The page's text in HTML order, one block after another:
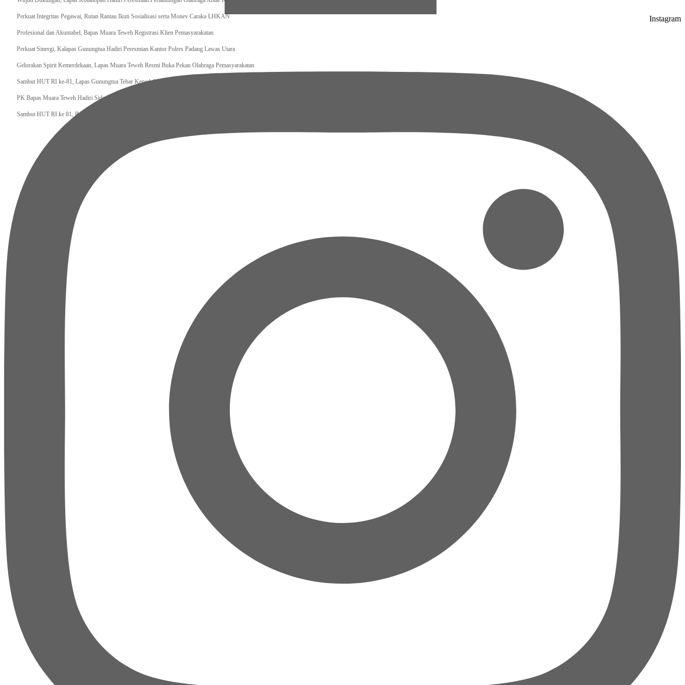
Perkuat Integritas Pegawai, Rutan Rantau Ikuti Sosialisasi serta Monev Caraka LHKAN
‎Profesional dan Akuntabel, Bapas Muara Teweh Registrasi Klien Pemasyarakatan
Perkuat Sinergi, Kalapas Gunungtua Hadiri Peresmian Kantor Polres Padang Lawas Utara
Gelorakan Spirit Kemerdekaan, Lapas Muara Teweh Resmi Buka Pekan Olahraga Pemasyarakatan
Sambut HUT RI ke-81, Lapas Gunungtua Tebar Kepedulian Lewat Bansos
‎PK Bapas Muara Teweh Hadiri Sidang TPP di Lapas Muara Teweh Bersama Kanwil Ditjenpas Kalteng
‎Sambut HUT RI ke 81, Bapas Muara Teweh Gelar Bakti Sosial ke Panti Asuhan
Instagram